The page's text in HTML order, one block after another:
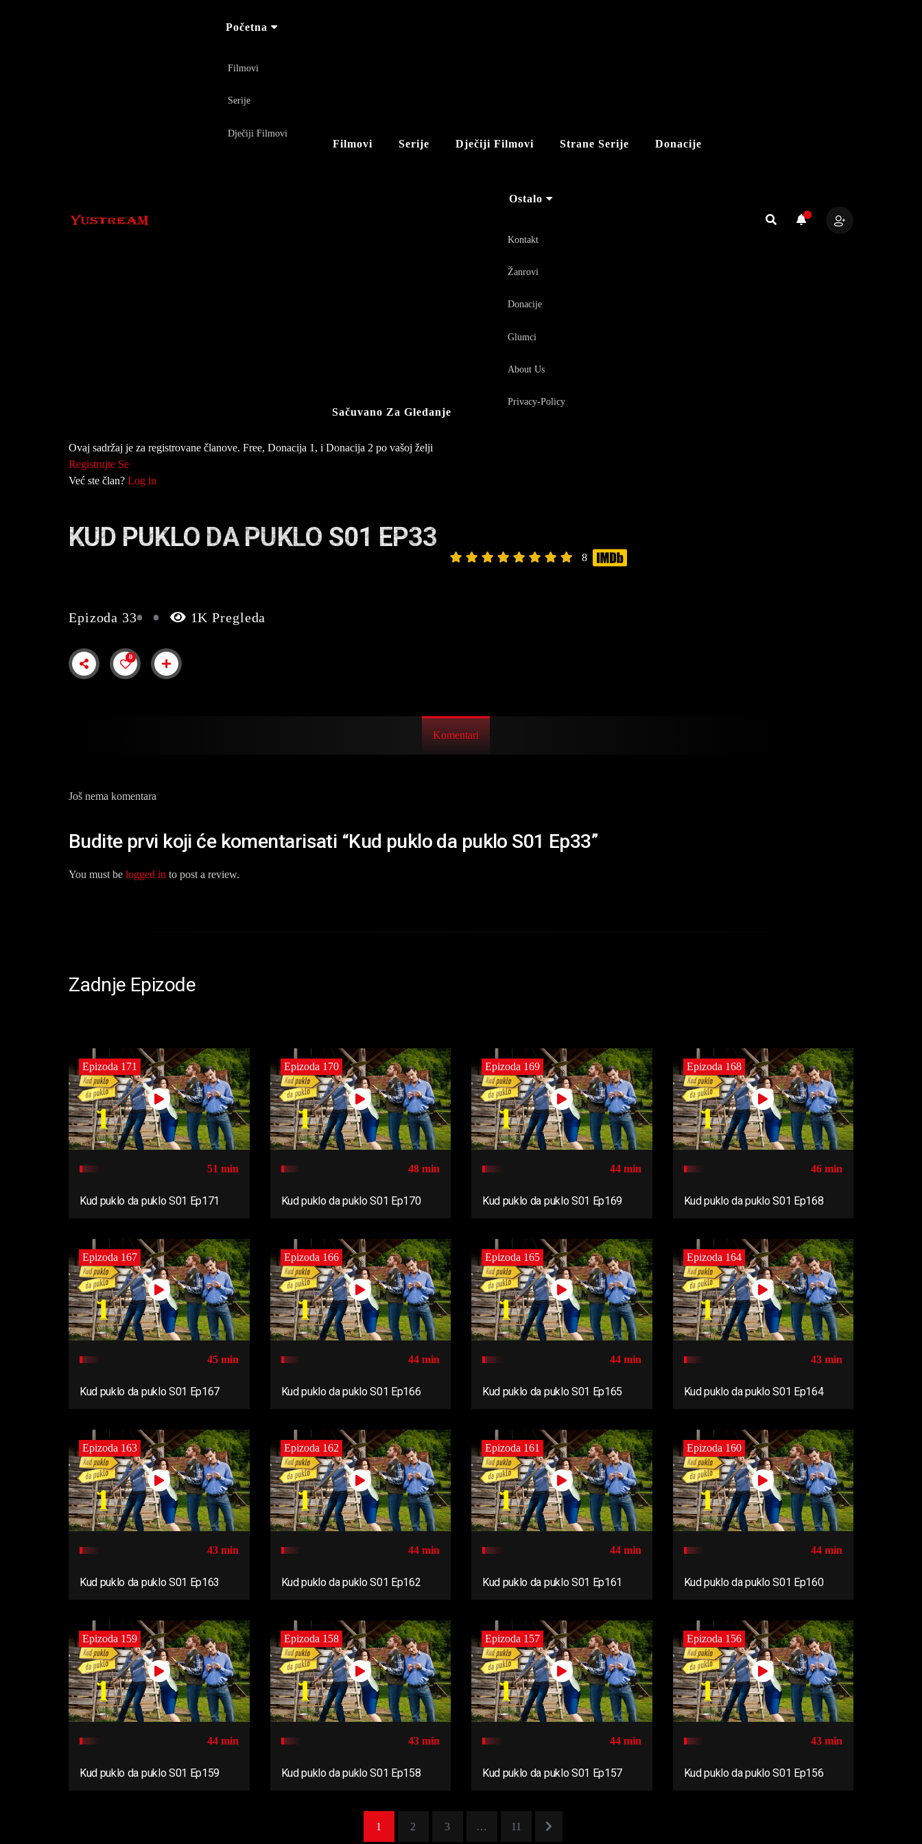
Početna
Filmovi
Serije
Dječiji Filmovi
Filmovi Serije Dječiji Filmovi Strane Serije Donacije
Sačuvano Za Gledanje
Ostalo
Kontakt
Žanrovi
Donacije
Glumci
About Us
Privacy-Policy
Ovaj sadržaj je za registrovane članove. Free, Donacija 1, i Donacija 2 po vašoj želji
Registrujte Se
Već ste član? Log in
KUD PUKLO DA PUKLO S01 EP33
8
Epizoda 33 1K Pregleda
0
Komentari
Još nema komentara
Budite prvi koji će komentarisati “Kud puklo da puklo S01 Ep33”
You must be logged in to post a review.
Zadnje Epizode
Epizoda 171
51 min
Kud puklo da puklo S01 Ep171
Epizoda 170
48 min
Kud puklo da puklo S01 Ep170
Epizoda 169
44 min
Kud puklo da puklo S01 Ep169
Epizoda 168
46 min
Kud puklo da puklo S01 Ep168
Epizoda 167
45 min
Kud puklo da puklo S01 Ep167
Epizoda 166
44 min
Kud puklo da puklo S01 Ep166
Epizoda 165
44 min
Kud puklo da puklo S01 Ep165
Epizoda 164
43 min
Kud puklo da puklo S01 Ep164
Epizoda 163
43 min
Kud puklo da puklo S01 Ep163
Epizoda 162
44 min
Kud puklo da puklo S01 Ep162
Epizoda 161
44 min
Kud puklo da puklo S01 Ep161
Epizoda 160
44 min
Kud puklo da puklo S01 Ep160
Epizoda 159
44 min
Kud puklo da puklo S01 Ep159
Epizoda 158
43 min
Kud puklo da puklo S01 Ep158
Epizoda 157
44 min
Kud puklo da puklo S01 Ep157
Epizoda 156
43 min
Kud puklo da puklo S01 Ep156
1 2 3 … 11